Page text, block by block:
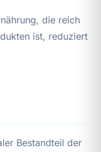
die reich
ist, reduziert
Bestandteil der